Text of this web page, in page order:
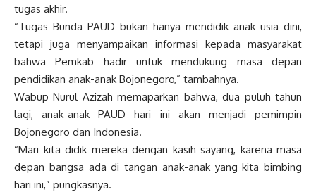
tugas akhir.
“Tugas Bunda PAUD bukan hanya mendidik anak usia dini,
tetapi juga menyampaikan informasi kepada masyarakat
bahwa Pemkab hadir untuk mendukung masa depan
pendidikan anak-anak Bojonegoro,” tambahnya.
Wabup Nurul Azizah memaparkan bahwa, dua puluh tahun
lagi, anak-anak PAUD hari ini akan menjadi pemimpin
Bojonegoro dan Indonesia.
“Mari kita didik mereka dengan kasih sayang, karena masa
depan bangsa ada di tangan anak-anak yang kita bimbing
hari ini,” pungkasnya.